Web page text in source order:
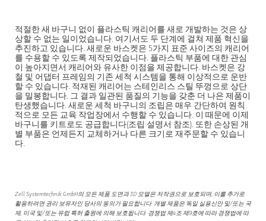
적절한 새 바구니 없이 플라스틱 캐리어를 새로 개발하는 것은 상
상할 수 없는 일이었습니다. 여기서도 두 단계에 걸쳐 제품 혁신을
추진하고 있습니다. 새로운 바스켓은 5가지 표준 사이즈의 캐리어
를 수용할 수 있도록 제작되었습니다. 플라스틱 부품에 대한 관심
이 높아지면서 캐리어와 유사한 이점을 제공합니다. 바스켓은 강
철 및 어댑터 프레임의 기존 세척 시스템을 통해 이상적으로 운반
할 수 있습니다. 적재된 캐리어는 스테인리스 스틸 뚜껑으로 상단
을 밀봉합니다. 그 결과 일관된 품질의 기능을 갖춘 더 나은 제품이
탄생했습니다. 새로운 세척 바구니의 조립은 매우 간단하여 원칙
적으로 모든 교육 작업장에서 수행할 수 있습니다. 이 때문에 이제
바구니를 키트로도 공급합니다(조립 설명서 참조). 또한 손상된 개
별 부품은 언제든지 교체하거나 다른 크기로 재주문할 수 있습니
다.
Zell Systemtechnik GmbH의 모든 제품 도면과 3D 모델은 저작권으로 보호되며, 이를 추가로
활용하려면 권리 보유자인 당사의 동의가 필요합니다. 개별 제품은 독일 실용신안 및/또는 국
제, 미국 및/또는 유럽 특허 출원에 의해 보호됩니다. 경쟁법 제4조 제9호에 따라 경쟁법에 따